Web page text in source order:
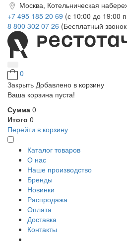
Москва, Котельническая
+7 495 185 20 69 (с 10:00 до 19:00
8 800 302 07 26 (Бесплатный
0
Закрыть Добавлено в корзину
Ваша корзина пуста!
Сумма 0
Итого 0
Перейти в корзину
Каталог товаров
О нас
Наше производство
Бренды
Новинки
Распродажа
Оплата
Доставка
Контакты